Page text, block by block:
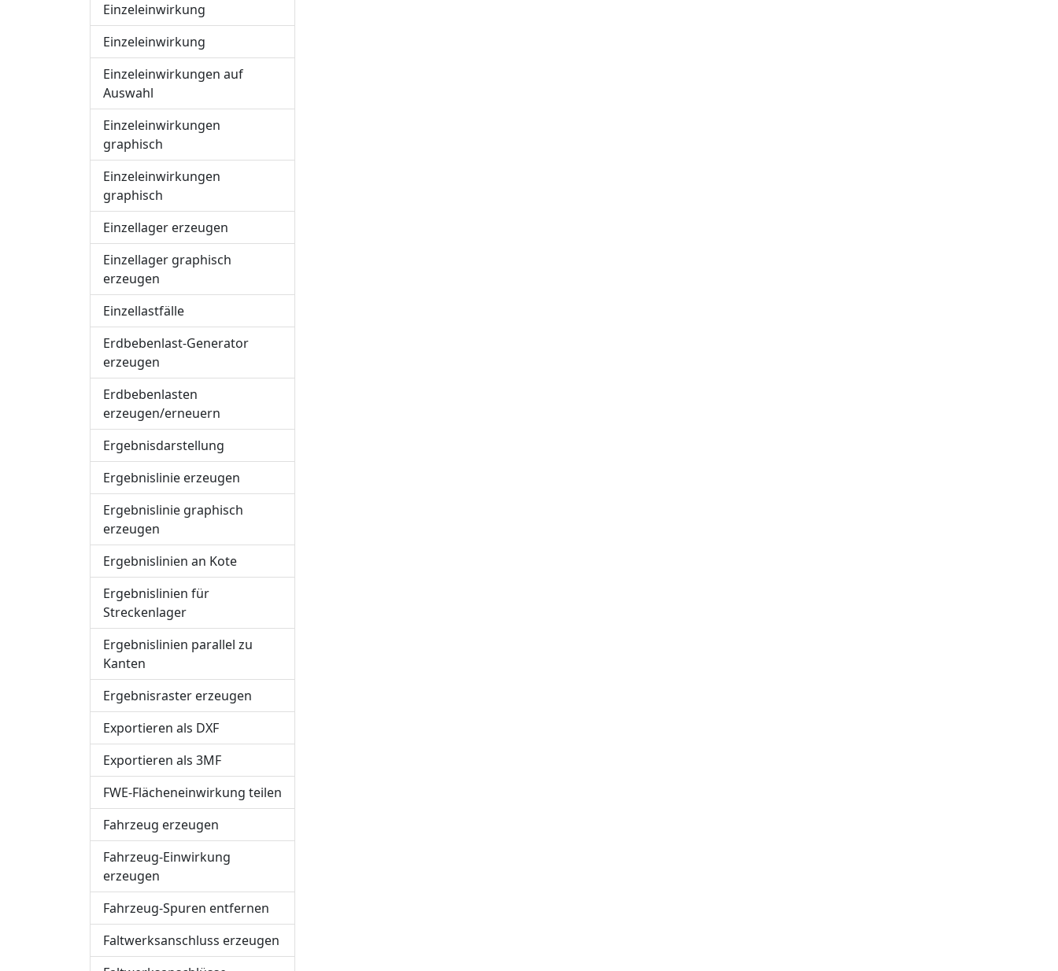
Einzeleinwirkung
Einzeleinwirkung
Einzeleinwirkungen auf
Auswahl
Einzeleinwirkungen
graphisch
Einzeleinwirkungen
graphisch
Einzellager erzeugen
Einzellager graphisch
erzeugen
Einzellastfälle
Erdbebenlast-Generator
erzeugen
Erdbebenlasten
erzeugen/erneuern
Ergebnisdarstellung
Ergebnislinie erzeugen
Ergebnislinie graphisch
erzeugen
Ergebnislinien an Kote
Ergebnislinien für
Streckenlager
Ergebnislinien parallel zu
Kanten
Ergebnisraster erzeugen
Exportieren als DXF
Exportieren als 3MF
FWE-Flächeneinwirkung teilen
Fahrzeug erzeugen
Fahrzeug-Einwirkung
erzeugen
Fahrzeug-Spuren entfernen
Faltwerksanschluss erzeugen